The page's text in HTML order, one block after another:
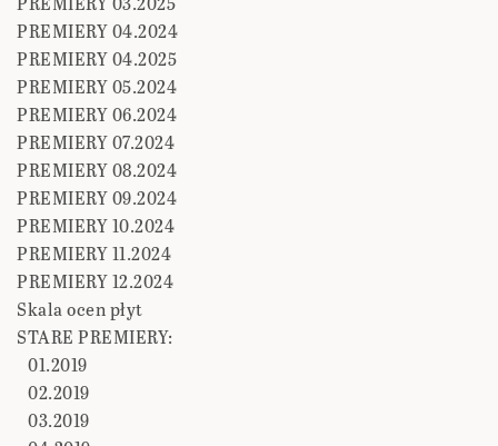
PREMIERY 04.2024
PREMIERY 04.2025
PREMIERY 05.2024
PREMIERY 06.2024
PREMIERY 07.2024
PREMIERY 08.2024
PREMIERY 09.2024
PREMIERY 10.2024
PREMIERY 11.2024
PREMIERY 12.2024
Skala ocen płyt
STARE PREMIERY:
01.2019
02.2019
03.2019